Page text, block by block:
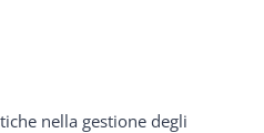
nella gestione degli